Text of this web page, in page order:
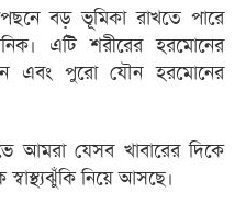
বড় ভূমিকা রাখতে পারে
এটি শরীরের হরমোনের
এবং পুরো যৌন হরমোনের
আমরা যেসব খাবারের দিকে
নিয়ে আসছে।